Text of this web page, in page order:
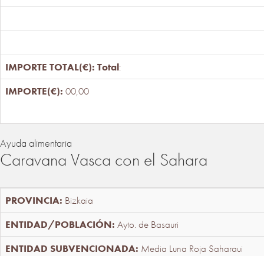
Total:
00,00
Ayuda alimentaria
Caravana Vasca con el Sahara
Bizkaia
Ayto. de Basauri
Media Luna Roja Saharaui